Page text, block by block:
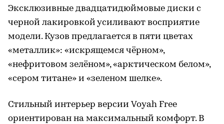
Эксклюзивные двадцатидюймовые диски с
черной лакировкой усиливают восприятие
модели. Кузов предлагается в пяти цветах
«металлик»: «искрящемся чёрном»,
«нефритовом зелёном», «арктическом белом»,
«сером титане» и «зеленом шелке».
Стильный интерьер версии Voyah Free
ориентирован на максимальный комфорт. В